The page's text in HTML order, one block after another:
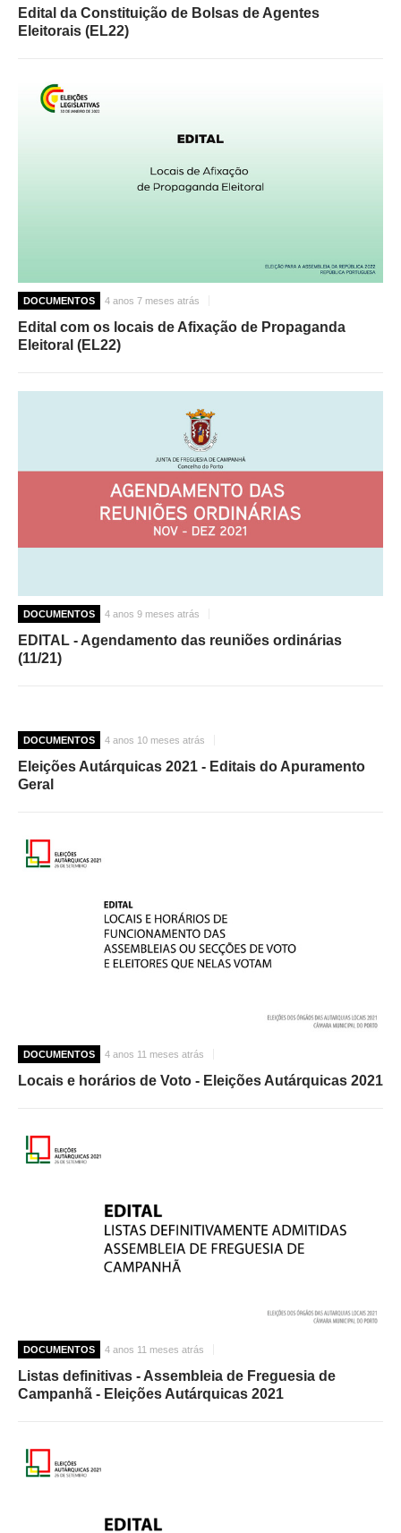
Edital da Constituição de Bolsas de Agentes
Eleitorais (EL22)
DOCUMENTOS 4 anos 7 meses atrás
Edital com os locais de Afixação de Propaganda
Eleitoral (EL22)
DOCUMENTOS 4 anos 9 meses atrás
EDITAL - Agendamento das reuniões ordinárias
(11/21)
DOCUMENTOS 4 anos 10 meses atrás
Eleições Autárquicas 2021 - Editais do Apuramento
Geral
DOCUMENTOS 4 anos 11 meses atrás
Locais e horários de Voto - Eleições Autárquicas 2021
DOCUMENTOS 4 anos 11 meses atrás
Listas definitivas - Assembleia de Freguesia de
Campanhã - Eleições Autárquicas 2021